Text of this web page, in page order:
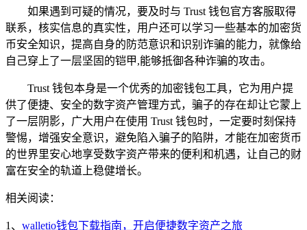
如果遇到可疑的情况，要及时与 Trust 钱包官方客服取得
联系，核实信息的真实性，用户还可以学习一些基本的加密货
币安全知识，提高自身的防范意识和识别诈骗的能力，就像给
自己穿上了一层坚固的铠甲,能够抵御各种诈骗的攻击。
Trust 钱包本身是一个优秀的加密钱包工具，它为用户提
供了便捷、安全的数字资产管理方式，骗子的存在却让它蒙上
了一层阴影，广大用户在使用 Trust 钱包时，一定要时刻保持
警惕，增强安全意识，避免陷入骗子的陷阱，才能在加密货币
的世界里安心地享受数字资产带来的便利和机遇，让自己的财
富在安全的轨道上稳健增长。
相关阅读：
1、 walletio钱包下载指南，开启便捷数字资产之旅